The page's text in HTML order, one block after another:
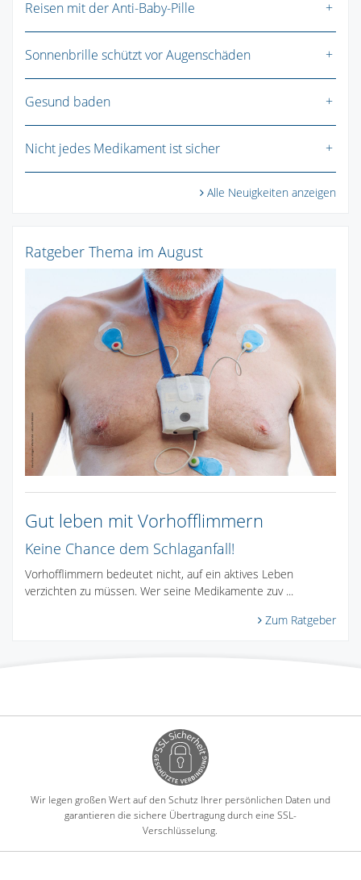
Reisen mit der Anti-Baby-Pille
Sonnenbrille schützt vor Augenschäden
Gesund baden
Nicht jedes Medikament ist sicher
Alle Neuigkeiten anzeigen
Ratgeber Thema im August
Gut leben mit Vorhofflimmern
Keine Chance dem Schlaganfall!
Vorhofflimmern bedeutet nicht, auf ein aktives Leben
verzichten zu müssen. Wer seine Medikamente zuv ...
Zum Ratgeber
Wir legen großen Wert auf den Schutz Ihrer persönlichen Daten und
garantieren die sichere Übertragung durch eine SSL-
Verschlüsselung.